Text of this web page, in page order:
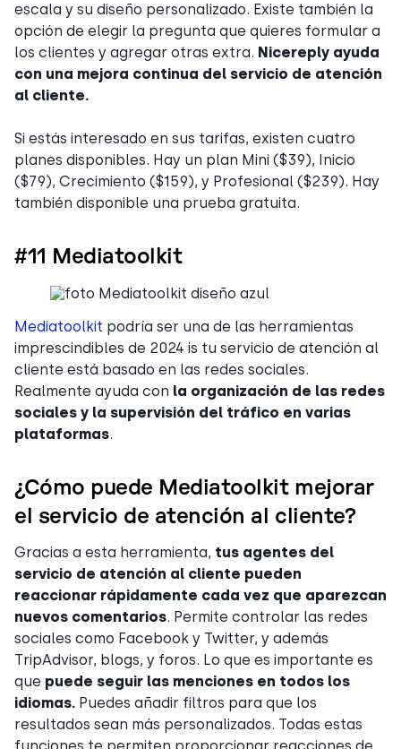
escala y su diseño personalizado. Existe también la
opción de elegir la pregunta que quieres formular a
los clientes y agregar otras extra. Nicereply ayuda
con una mejora continua del servicio de atención
al cliente.
Si estás interesado en sus tarifas, existen cuatro
planes disponibles. Hay un plan Mini ($39), Inicio
($79), Crecimiento ($159), y Profesional ($239). Hay
también disponible una prueba gratuita.
#11 Mediatoolkit
Mediatoolkit podría ser una de las herramientas
imprescindibles de 2024 is tu servicio de atención al
cliente está basado en las redes sociales.
Realmente ayuda con la organización de las redes
sociales y la supervisión del tráfico en varias
plataformas.
¿Cómo puede Mediatoolkit mejorar
el servicio de atención al cliente?
Gracias a esta herramienta, tus agentes del
servicio de atención al cliente pueden
reaccionar rápidamente cada vez que aparezcan
nuevos comentarios. Permite controlar las redes
sociales como Facebook y Twitter, y además
TripAdvisor, blogs, y foros. Lo que es importante es
que puede seguir las menciones en todos los
idiomas. Puedes añadir filtros para que los
resultados sean más personalizados. Todas estas